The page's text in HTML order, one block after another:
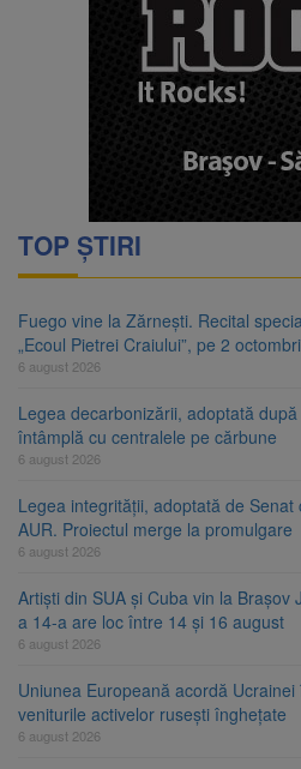
TOP ȘTIRI
Fuego vine la Zărnești. Recital
„Ecoul Pietrei Craiului”, pe 2
6 august 2026
Legea decarbonizării, adoptată
întâmplă cu centralele pe cărbune
6 august 2026
Legea integrității, adoptată de
AUR. Proiectul merge la promulgare
6 august 2026
Artiști din SUA și Cuba vin la Brașov
a 14-a are loc între 14 și 16 august
6 august 2026
Uniunea Europeană acordă
veniturile activelor rusești înghețate
6 august 2026